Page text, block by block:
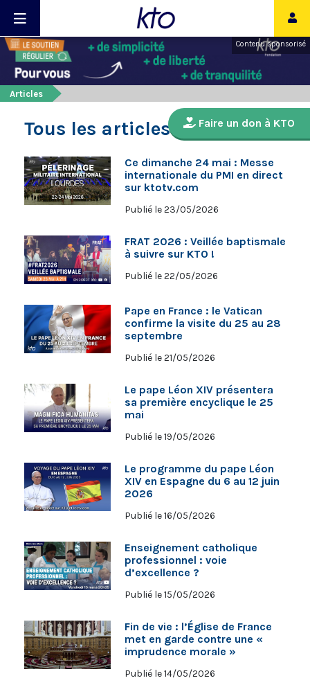
Contenu sponsorisé
Articles
Faire un don à KTO
Tous les articles
Ce dimanche 24 mai : Messe
internationale du PMI en direct
sur ktotv.com
Publié le 23/05/2026
FRAT 2026 : Veillée baptismale
à suivre sur KTO !
Publié le 22/05/2026
Pape en France : le Vatican
confirme la visite du 25 au 28
septembre
Publié le 21/05/2026
Le pape Léon XIV présentera
sa première encyclique le 25
mai
Publié le 19/05/2026
Le programme du pape Léon
XIV en Espagne du 6 au 12 juin
2026
Publié le 16/05/2026
Enseignement catholique
professionnel : voie
d’excellence ?
Publié le 15/05/2026
Fin de vie : l’Église de France
met en garde contre une «
imprudence morale »
Publié le 14/05/2026